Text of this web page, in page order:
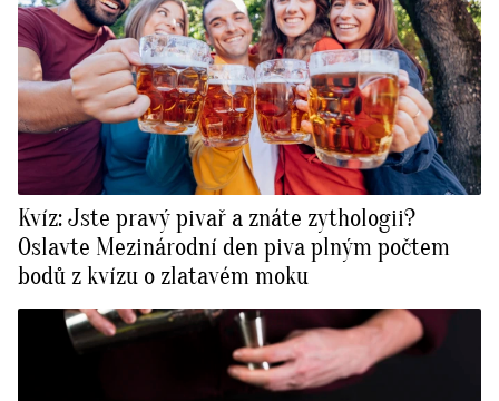
Kvíz: Jste pravý pivař a znáte zythologii?
Oslavte Mezinárodní den piva plným počtem
bodů z kvízu o zlatavém moku